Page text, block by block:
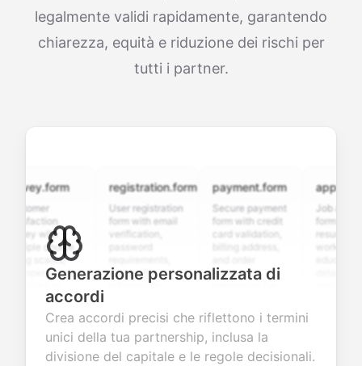
legalmente validi rapidamente, garantendo
chiarezza, equità e riduzione dei rischi per
tutti i partner.
with
choice,
open-ended
valuable
about
products or
registration.form
User registration
form with email
verification,
and profile
fields for
seamless
account
creation.
payment.form
Secure payment
form with credit
card validation,
summary
commerce
transactions.
Job
form with
resume
questions for
efficient
evaluation.
Generazione personalizzata di
accordi
Crea accordi precisi che riflettono i termini
unici della tua partnership, inclusa la
divisione del capitale e le regole decisionali.